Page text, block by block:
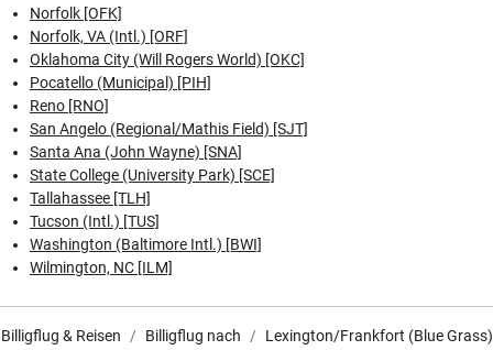
Norfolk [OFK]
Norfolk, VA (Intl.) [ORF]
Oklahoma City (Will Rogers World) [OKC]
Pocatello (Municipal) [PIH]
Reno [RNO]
San Angelo (Regional/Mathis Field) [SJT]
Santa Ana (John Wayne) [SNA]
State College (University Park) [SCE]
Tallahassee [TLH]
Tucson (Intl.) [TUS]
Washington (Baltimore Intl.) [BWI]
Wilmington, NC [ILM]
Billigflug & Reisen Billigflug nach
Lexington/Frankfort (Blue Grass)